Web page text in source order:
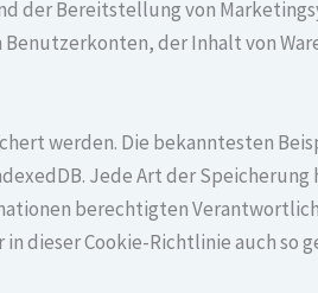
der Bereitstellung von
der Inhalt von
werden. Die bekanntesten
Jede Art der
berechtigten
dieser Cookie-Richtlinie auch so